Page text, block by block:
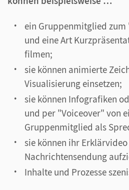
ein Gruppenmitglied
und eine Art
filmen;
sie können animierte
Visualisierung einsetzen;
sie können Infografiken
und per "Voiceover" von
Gruppenmitglied als
sie können ihr
Nachrichtensendung
Inhalte und Prozesse